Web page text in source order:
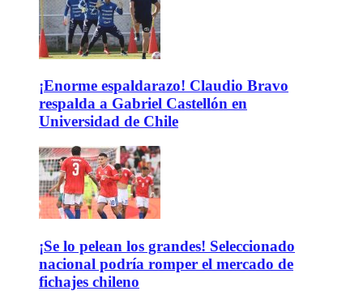
¡Enorme espaldarazo! Claudio Bravo
respalda a Gabriel Castellón en
Universidad de Chile
¡Se lo pelean los grandes! Seleccionado
nacional podría romper el mercado de
fichajes chileno